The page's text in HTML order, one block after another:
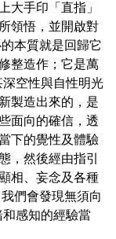
大手印「直指」
領悟，並開啟對
本質就是回歸它
整造作；它是萬
空性與自性明光
製造出來的，是
面向的確信，透
下的覺性及體驗
，然後經由指引
相、妄念及各種
們會發現無須向
感知的經驗當